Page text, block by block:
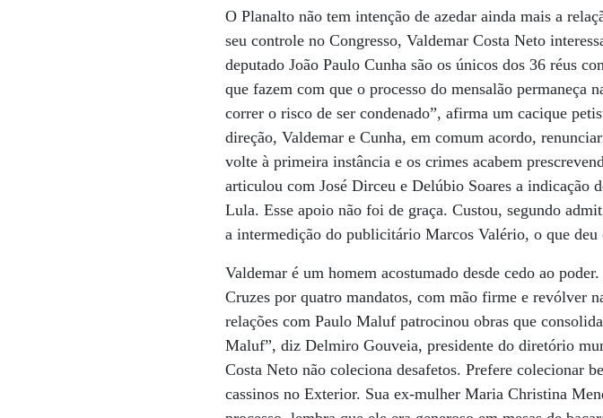
O Planalto não tem intenção de azedar ainda mais a
seu controle no Congresso, Valdemar Costa Neto
deputado João Paulo Cunha são os únicos dos 36 réus
que fazem com que o processo do mensalão
correr o risco de ser condenado”, afirma um cacique
direção, Valdemar e Cunha, em comum acordo,
volte à primeira instância e os crimes acabem
articulou com José Dirceu e Delúbio Soares a indicação
Lula. Esse apoio não foi de graça. Custou, segundo
a intermedição do publicitário Marcos Valério, o que deu
Valdemar é um homem acostumado desde cedo ao
Cruzes por quatro mandatos, com mão firme e revólver
relações com Paulo Maluf patrocinou obras que
Maluf”, diz Delmiro Gouveia, presidente do diretório
Costa Neto não coleciona desafetos. Prefere colecionar
cassinos no Exterior. Sua ex-mulher Maria Christina